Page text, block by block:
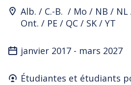
Program Location
Alb. C.-B. Mo NB NL
Ont.
PE QC SK YT
janvier 2017 - mars 2027
Who's it for
Étudiantes et étudiants